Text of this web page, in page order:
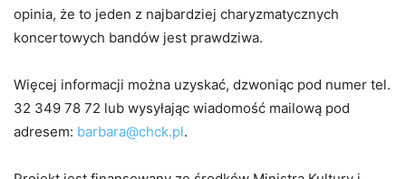
opinia, że to jeden z najbardziej charyzmatycznych
koncertowych bandów jest prawdziwa.
Więcej informacji można uzyskać, dzwoniąc pod numer tel.
32 349 78 72 lub wysyłając wiadomość mailową pod
adresem: barbara@chck.pl.